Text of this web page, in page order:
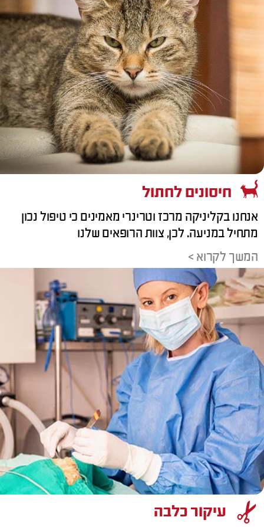
חיסונים לחתול
אנחנו בקליניקה מרכז וטרינרי מאמינים כי טיפול נכון
מתחיל במניעה. לכן, צוות הרופאים שלנו
המשך לקרוא >
עיקור כלבה